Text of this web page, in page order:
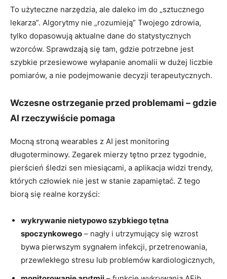
To użyteczne narzędzia, ale daleko im do „sztucznego
lekarza”. Algorytmy nie „rozumieją” Twojego zdrowia,
tylko dopasowują aktualne dane do statystycznych
wzorców. Sprawdzają się tam, gdzie potrzebne jest
szybkie przesiewowe wyłapanie anomalii w dużej liczbie
pomiarów, a nie podejmowanie decyzji terapeutycznych.
Wczesne ostrzeganie przed problemami – gdzie
AI rzeczywiście pomaga
Mocną stroną wearables z AI jest monitoring
długoterminowy. Zegarek mierzy tętno przez tygodnie,
pierścień śledzi sen miesiącami, a aplikacja widzi trendy,
których człowiek nie jest w stanie zapamiętać. Z tego
biorą się realne korzyści:
wykrywanie nietypowo szybkiego tętna
spoczynkowego – nagły i utrzymujący się wzrost
bywa pierwszym sygnałem infekcji, przetrenowania,
przewlekłego stresu lub problemów kardiologicznych,